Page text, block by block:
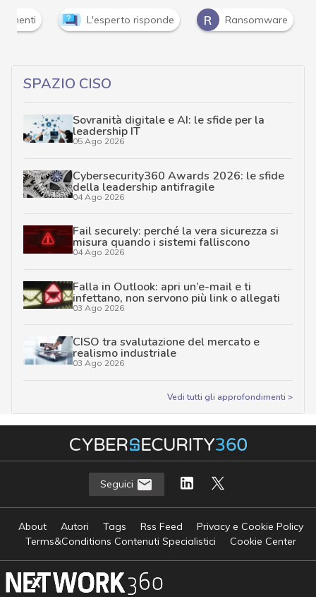
L'esperto risponde R Ransomware
SPAZIO CISO
Sovranità digitale e AI: le sfide per la
leadership IT
05 Ago 2026
Cybersecurity360 Awards 2026: le sfide
della leadership antifragile
04 Ago 2026
Fail securely: perché la vera sicurezza si
misura quando i sistemi falliscono
04 Ago 2026
Falla in Outlook: apri un’e-mail e ti
infettano, non servono più link o allegati
03 Ago 2026
CISO tra svalutazione del mercato e
realismo industriale
03 Ago 2026
Vedi tutti gli approfondimenti >
Seguici
About Autori Tags Rss Feed
Privacy e Cookie Policy
Terms&Conditions Contenuti Specialistici
Cookie Center